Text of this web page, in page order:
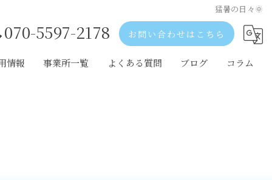
猛暑の日々🌞
070-5597-2178 お問い合わせはこちら
情報 事業所一覧 よくある質問 ブログ コラム